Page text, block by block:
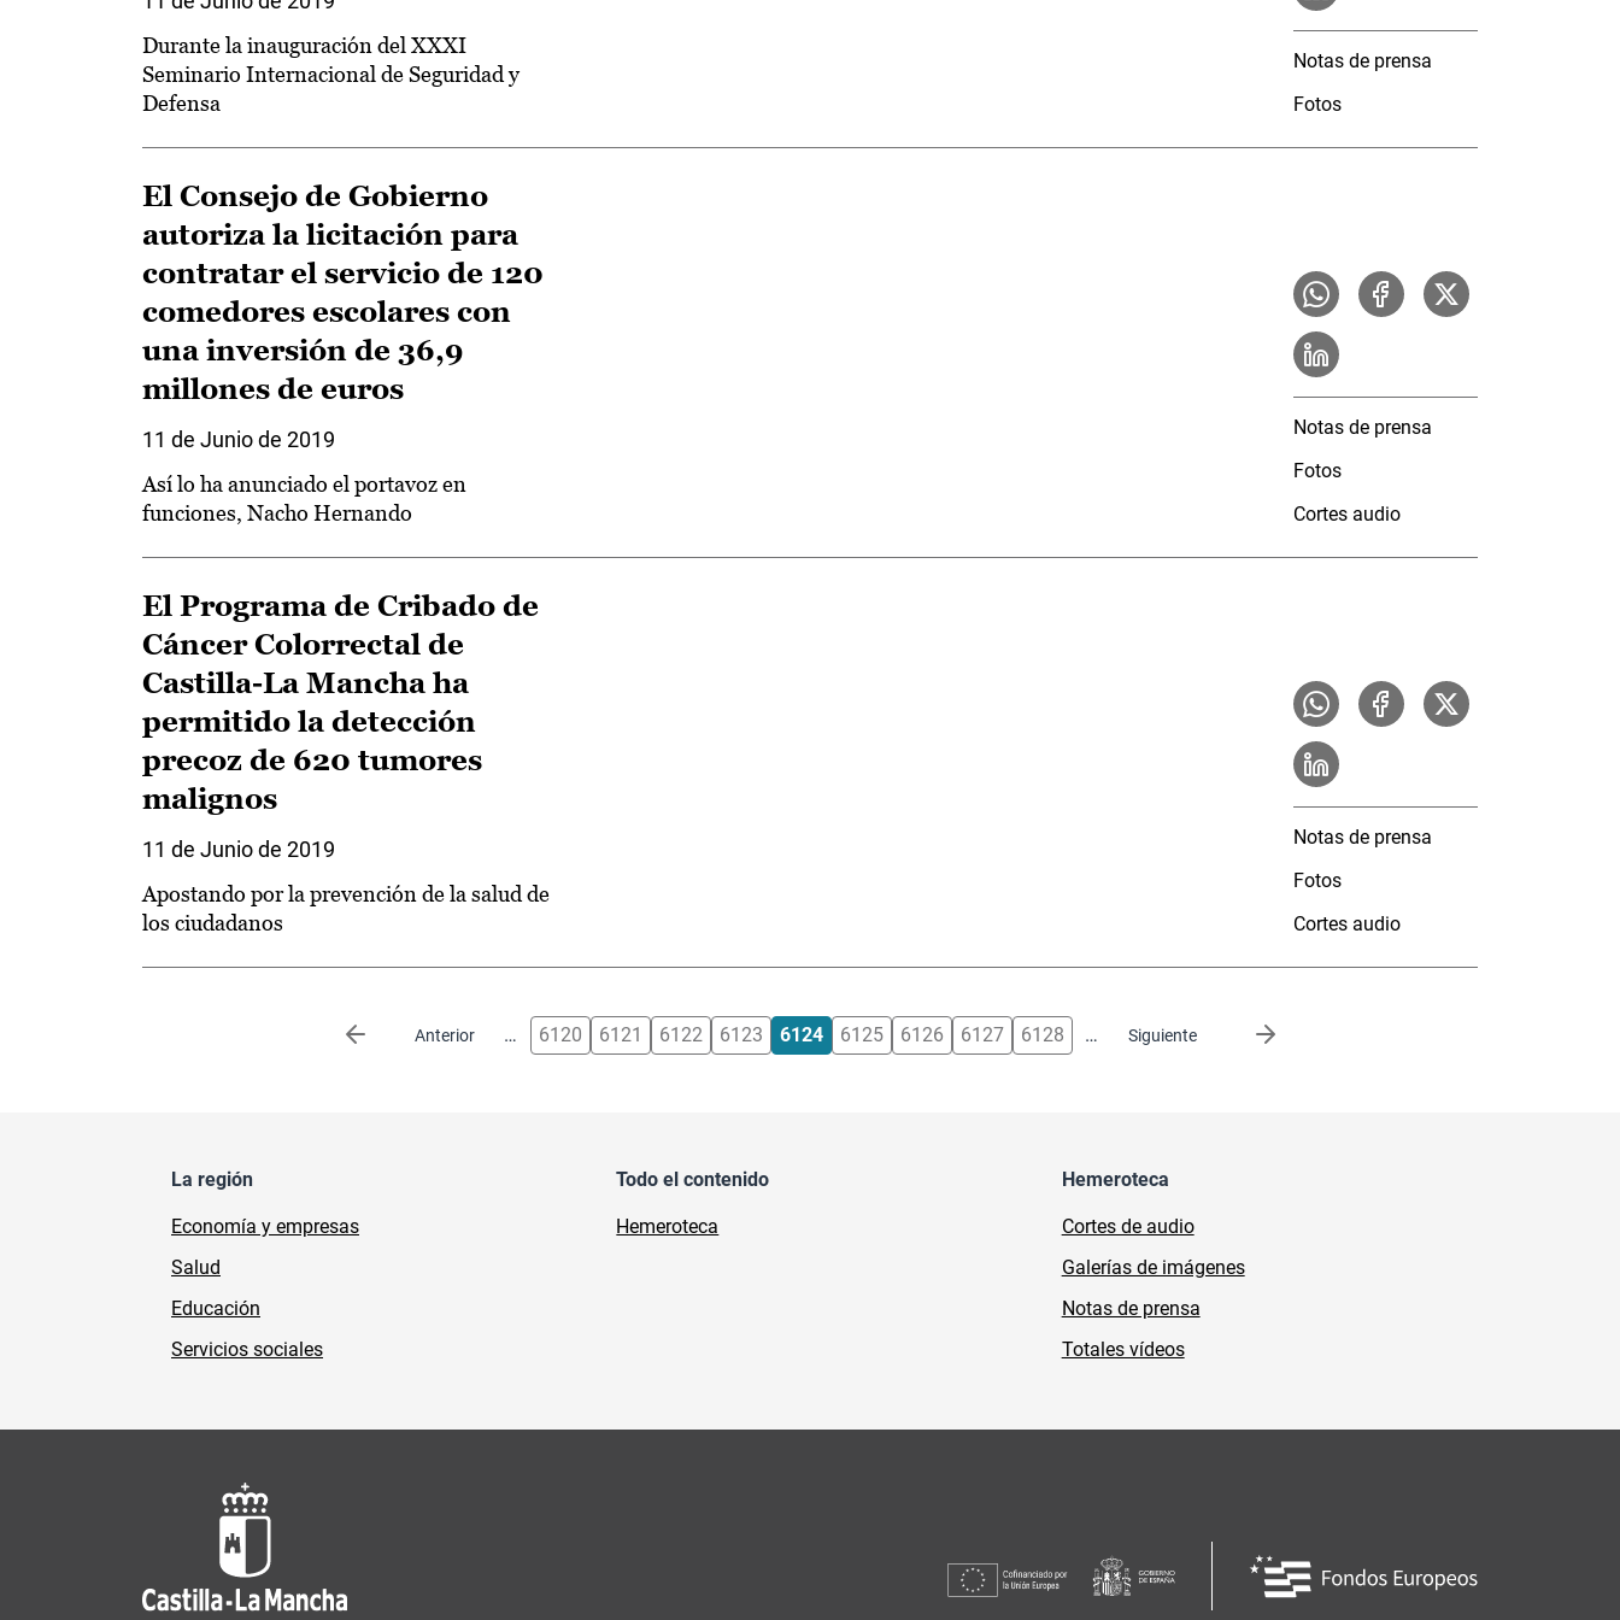
Durante la inauguración del XXXI
Seminario Internacional de Seguridad y
Defensa
Notas de prensa
Fotos
El Consejo de Gobierno
autoriza la licitación para
contratar el servicio de 120
comedores escolares con
una inversión de 36,9
millones de euros
11 de Junio de 2019
Así lo ha anunciado el portavoz en
funciones, Nacho Hernando
Notas de prensa
Fotos
Cortes audio
El Programa de Cribado de
Cáncer Colorrectal de
Castilla-La Mancha ha
permitido la detección
precoz de 620 tumores
malignos
11 de Junio de 2019
Apostando por la prevención de la salud de
los ciudadanos
Notas de prensa
Fotos
Cortes audio
Anterior
Página anterior … 6120 6121 6122 6123 6124 6125 6126 6127 6128 … Siguiente
Siguiente página
La región
Economía y empresas
Salud
Educación
Servicios sociales
Todo el contenido
Hemeroteca
Hemeroteca
Cortes de audio
Galerías de imágenes
Notas de prensa
Totales vídeos